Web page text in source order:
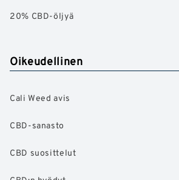
20% CBD-öljyä
Oikeudellinen
Cali Weed avis
CBD-sanasto
CBD suosittelut